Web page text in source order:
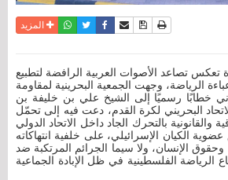
نسخة للطباعة
حفظ الموضوع
أرسل الى صديق
فيسبوكتويترواتسابالمزيد
تصاعد الأصوات العربية الرافضة لتطبيع
الرياضة، وجهت الجمعية البحرينية لمقاومة
خطابًا رسميًا إلى الشيخ علي بن خليفة بن
البحريني لكرة القدم، دعت فيه إلى تحمّل
والقانونية بالتحرك الجاد داخل الاتحاد الدولي
الكيان الإسرائيلي، على خلفية انتهاكاته
وحقوق الإنسان، ولا سيما الجرائم المرتكبة ضد
الفلسطينية في ظل الإبادة الجماعية